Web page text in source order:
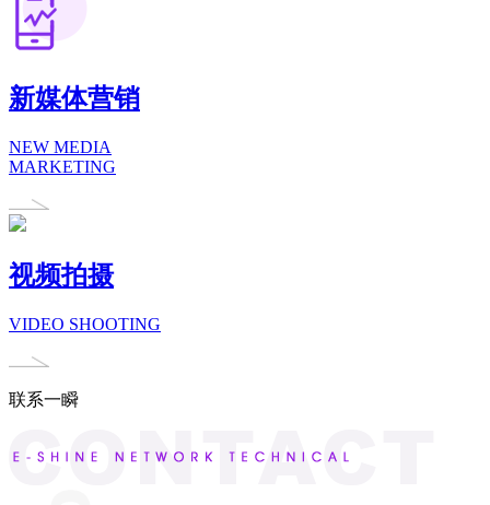
新媒体营销
NEW MEDIA
MARKETING
视频拍摄
VIDEO SHOOTING
联系一瞬